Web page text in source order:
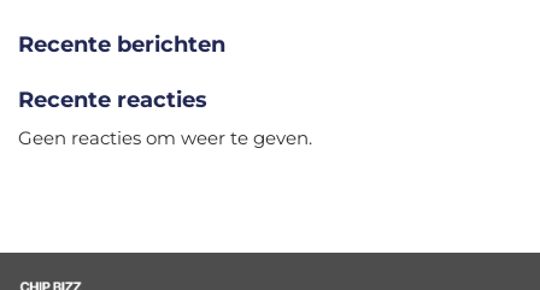
Recente berichten
Recente reacties
Geen reacties om weer te geven.